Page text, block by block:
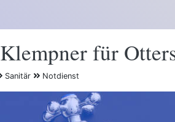
Klempner für
Sanitär Notdienst